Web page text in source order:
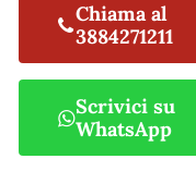
Chiama al
3884271211
Scrivici su
WhatsApp